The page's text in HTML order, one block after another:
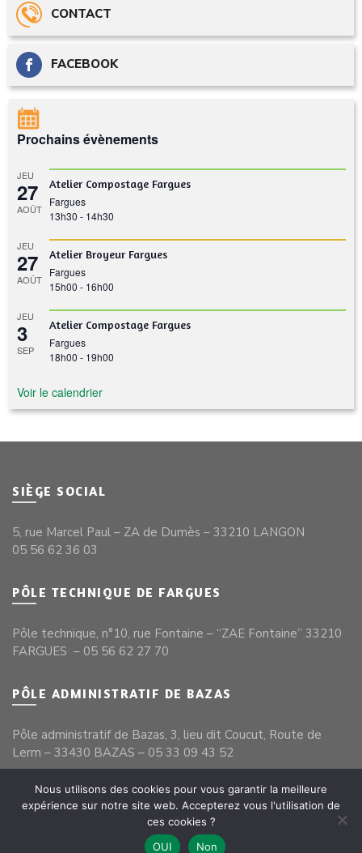
CONTACT
FACEBOOK
Prochains évènements
JEU
27
AOÛT
Atelier Compostage Fargues
Fargues
13h30 - 14h30
JEU
27
AOÛT
Atelier Broyeur Fargues
Fargues
15h00 - 16h00
JEU
3
SEP
Atelier Compostage Fargues
Fargues
18h00 - 19h00
Voir le calendrier
SIÈGE SOCIAL
5, rue Marcel Paul – ZA de Dumès – 33210 LANGON
05 56 62 36 03
PÔLE TECHNIQUE DE FARGUES
Pôle technique, n°10, rue Fontaine – “ZAE Fontaine” 33210
FARGUES – 05 56 62 27 70
PÔLE ADMINISTRATIF DE BAZAS
Pôle administratif de Bazas, 3, lieu dit Coucut, Route de
Lerm – 33430 BAZAS – 05 33 09 43 52
Politique de confidentialité
Créé
par Aude Guittard
Nous utilisons des cookies pour vous garantir la meilleure
expérience sur notre site web. Accepterez vous l'utilisation de
ces cookies ?
OUI
Non